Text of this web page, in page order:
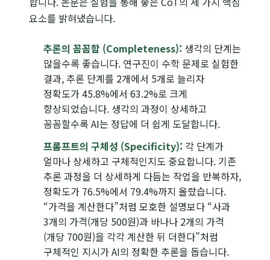
요소를 밝혀냈습니다.
추론의 꼼꼼함 (Completeness): 생각의 단계는
많을수록 좋습니다. 연구진이 수학 문제로 실험한
결과, 추론 단계를 2개에서 5개로 늘리자
정확도가 45.8%에서 63.2%로 크게
향상되었습니다. 생각의 과정이 상세하고
꼼꼼할수록 AI는 정답에 더 쉽게 도달합니다.
프롬프트의 구체성 (Specificity): 각 단계가
얼마나 상세하고 구체적인지도 중요합니다. 기존
추론 과정을 더 상세하게 다듬는 작업을 반복하자,
정확도가 76.5%에서 79.4%까지 올랐습니다.
“가격을 계산한다”처럼 모호한 설명보다 “사과
3개의 가격(개당 500원)과 바나나 2개의 가격
(개당 700원)을 각각 계산한 뒤 더한다”처럼
구체적인 지시가 AI의 정확한 추론을 돕습니다.